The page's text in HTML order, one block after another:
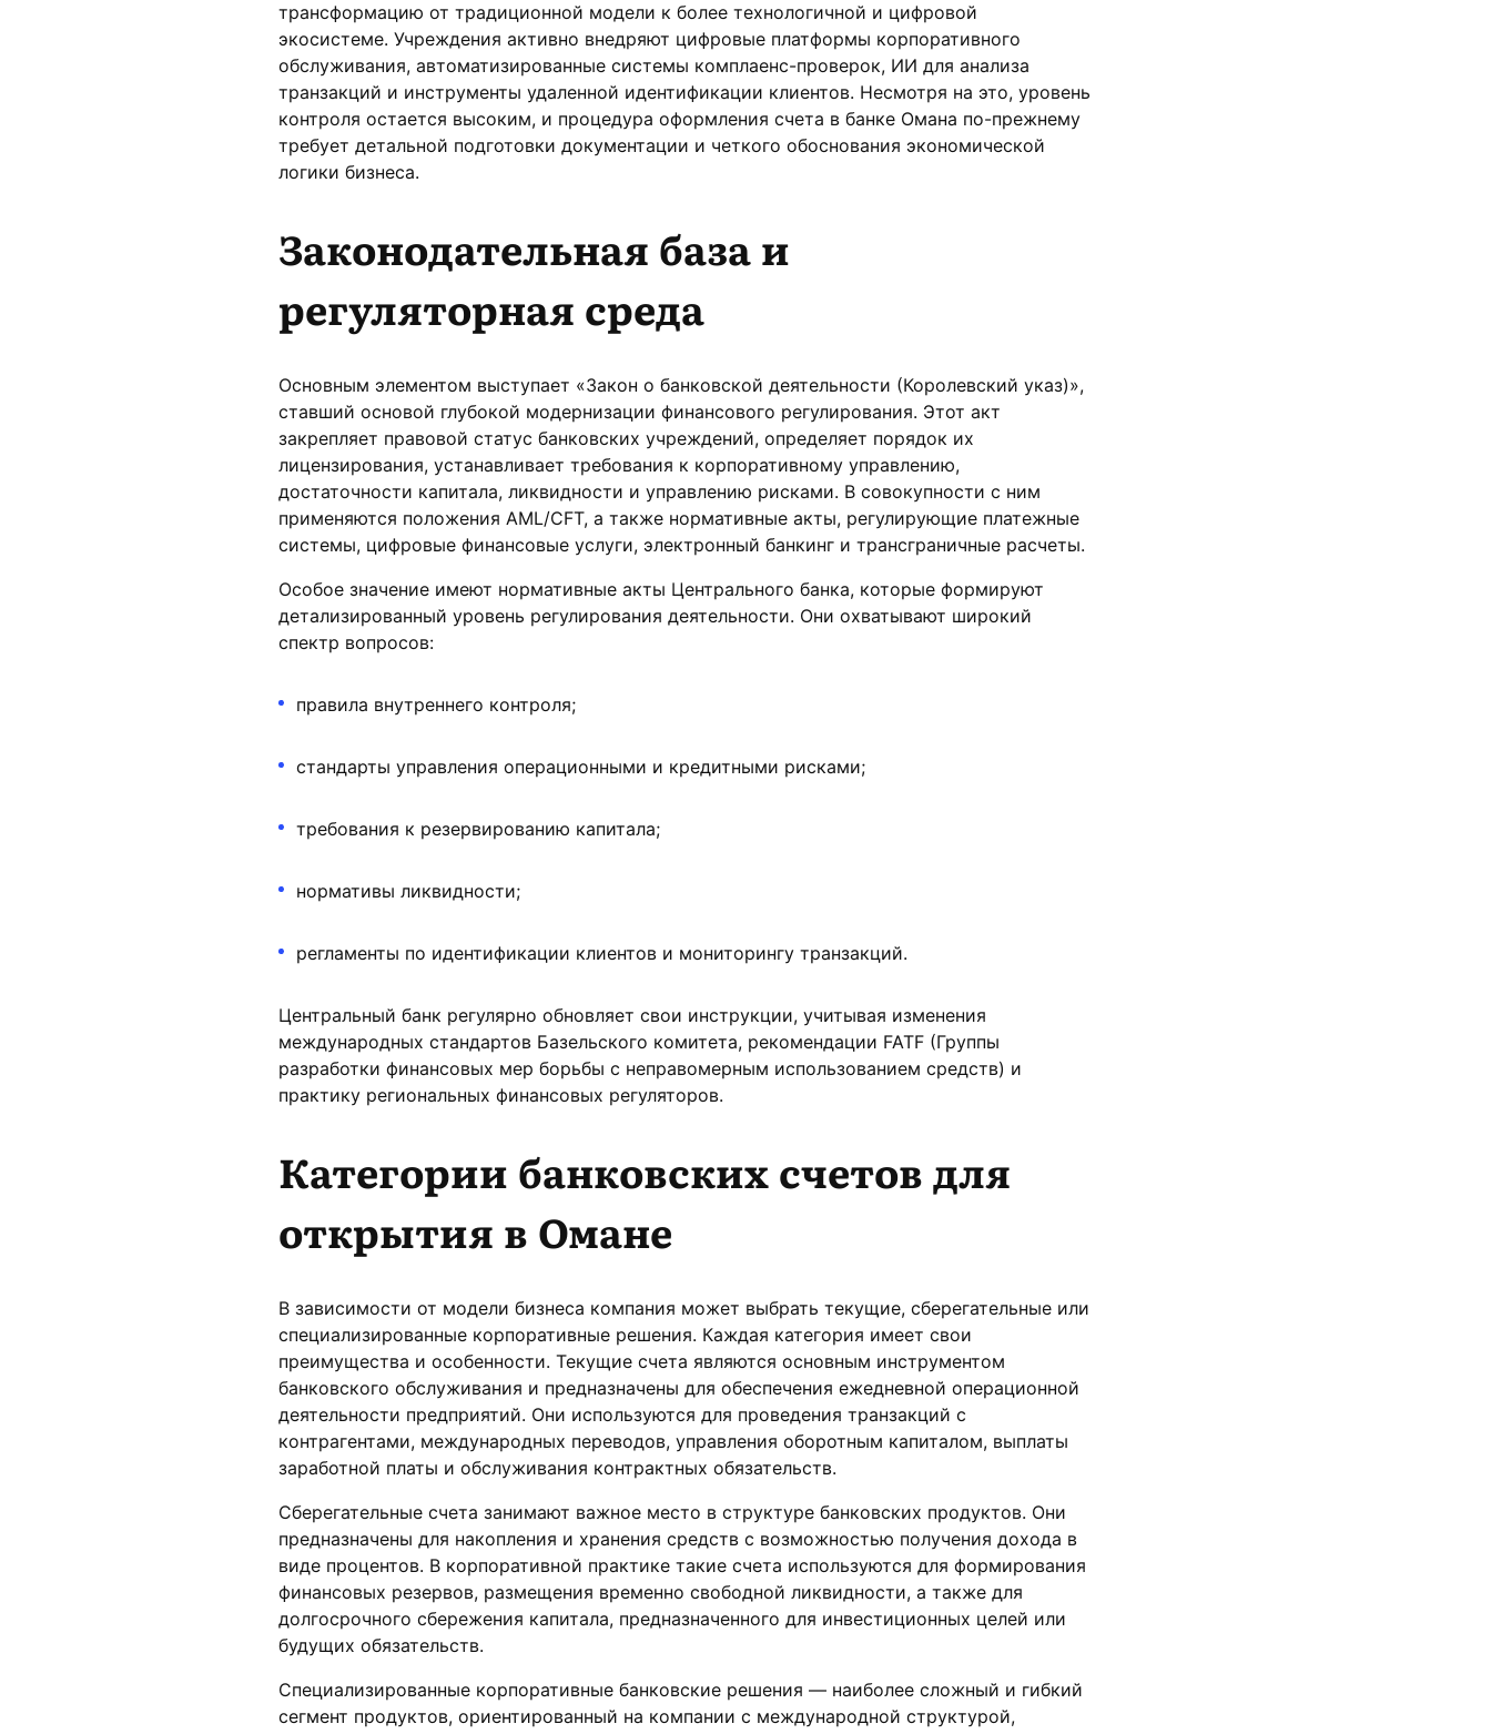
трансформацию от традиционной модели к более технологичной и цифровой
экосистеме. Учреждения активно внедряют цифровые платформы корпоративного
обслуживания, автоматизированные системы комплаенс-проверок, ИИ для анализа
транзакций и инструменты удаленной идентификации клиентов. Несмотря на это, уровень
контроля остается высоким, и процедура оформления счета в банке Омана по-прежнему
требует детальной подготовки документации и четкого обоснования экономической
логики бизнеса.
Законодательная база и
регуляторная среда
Основным элементом выступает «Закон о банковской деятельности (Королевский указ)»,
ставший основой глубокой модернизации финансового регулирования. Этот акт
закрепляет правовой статус банковских учреждений, определяет порядок их
лицензирования, устанавливает требования к корпоративному управлению,
достаточности капитала, ликвидности и управлению рисками. В совокупности с ним
применяются положения AML/CFT, а также нормативные акты, регулирующие платежные
системы, цифровые финансовые услуги, электронный банкинг и трансграничные расчеты.
Особое значение имеют нормативные акты Центрального банка, которые формируют
детализированный уровень регулирования деятельности. Они охватывают широкий
спектр вопросов:
правила внутреннего контроля;
стандарты управления операционными и кредитными рисками;
требования к резервированию капитала;
нормативы ликвидности;
регламенты по идентификации клиентов и мониторингу транзакций.
Центральный банк регулярно обновляет свои инструкции, учитывая изменения
международных стандартов Базельского комитета, рекомендации FATF (Группы
разработки финансовых мер борьбы с неправомерным использованием средств) и
практику региональных финансовых регуляторов.
Категории банковских счетов для
открытия в Омане
В зависимости от модели бизнеса компания может выбрать текущие, сберегательные или
специализированные корпоративные решения. Каждая категория имеет свои
преимущества и особенности. Текущие счета являются основным инструментом
банковского обслуживания и предназначены для обеспечения ежедневной операционной
деятельности предприятий. Они используются для проведения транзакций с
контрагентами, международных переводов, управления оборотным капиталом, выплаты
заработной платы и обслуживания контрактных обязательств.
Сберегательные счета занимают важное место в структуре банковских продуктов. Они
предназначены для накопления и хранения средств с возможностью получения дохода в
виде процентов. В корпоративной практике такие счета используются для формирования
финансовых резервов, размещения временно свободной ликвидности, а также для
долгосрочного сбережения капитала, предназначенного для инвестиционных целей или
будущих обязательств.
Специализированные корпоративные банковские решения — наиболее сложный и гибкий
сегмент продуктов, ориентированный на компании с международной структурой,